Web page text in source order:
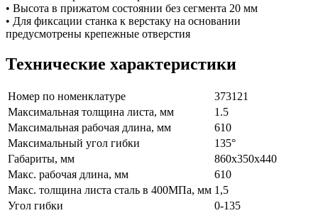
• Высота в прижатом состоянии без сегмента 20 мм
• Для фиксации станка к верстаку на основании
предусмотрены крепежные отверстия
Технические характеристики
Номер по номенклатуре
373121
Максимальная толщина листа, мм
1.5
Максимальная рабочая длина, мм
610
Максимальный угол гибки
135°
Габариты, мм
860x350x440
Макс. рабочая длина, мм
610
Макс. толщина листа сталь в 400МПа, мм 1,5
Угол гибки
0-135